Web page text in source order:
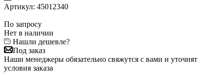
Артикул: 45012340
По запросу
Нет в наличии
Нашли дешевле?
Под заказ
Наши менеджеры обязательно свяжутся с вами и уточнят
условия заказа